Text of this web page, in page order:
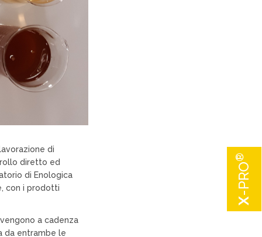
di
diretto ed
di Enologica
con i prodotti
a cadenza
da entrambe le
X
-PRO
®